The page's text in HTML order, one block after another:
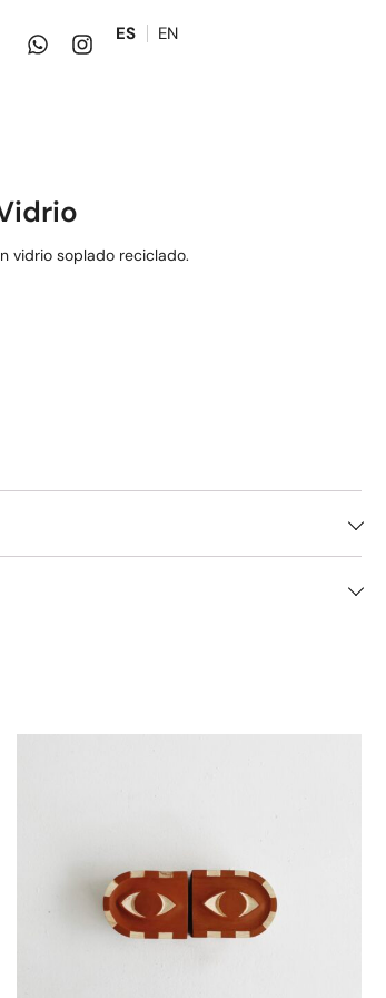
ES EN
vidrio soplado reciclado.